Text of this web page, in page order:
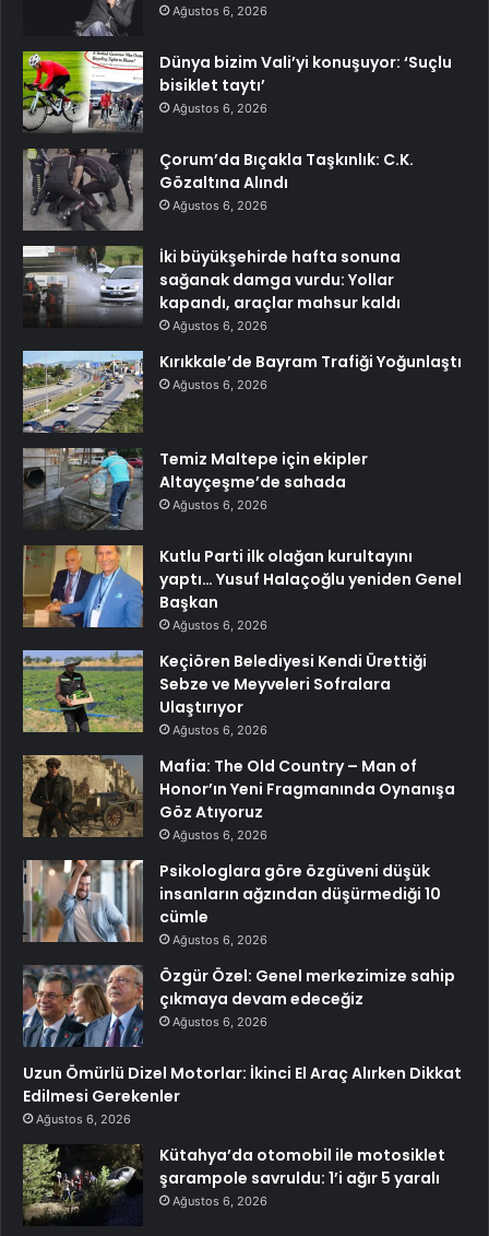
Ağustos 6, 2026
Dünya bizim Vali’yi konuşuyor: ‘Suçlu
bisiklet taytı’
Ağustos 6, 2026
Çorum’da Bıçakla Taşkınlık: C.K.
Gözaltına Alındı
Ağustos 6, 2026
İki büyükşehirde hafta sonuna
sağanak damga vurdu: Yollar
kapandı, araçlar mahsur kaldı
Ağustos 6, 2026
Kırıkkale’de Bayram Trafiği Yoğunlaştı
Ağustos 6, 2026
Temiz Maltepe için ekipler
Altayçeşme’de sahada
Ağustos 6, 2026
Kutlu Parti ilk olağan kurultayını
yaptı… Yusuf Halaçoğlu yeniden Genel
Başkan
Ağustos 6, 2026
Keçiören Belediyesi Kendi Ürettiği
Sebze ve Meyveleri Sofralara
Ulaştırıyor
Ağustos 6, 2026
Mafia: The Old Country – Man of
Honor’ın Yeni Fragmanında Oynanışa
Göz Atıyoruz
Ağustos 6, 2026
Psikologlara göre özgüveni düşük
insanların ağzından düşürmediği 10
cümle
Ağustos 6, 2026
Özgür Özel: Genel merkezimize sahip
çıkmaya devam edeceğiz
Ağustos 6, 2026
Uzun Ömürlü Dizel Motorlar: İkinci El Araç Alırken Dikkat
Edilmesi Gerekenler
Ağustos 6, 2026
Kütahya’da otomobil ile motosiklet
şarampole savruldu: 1’i ağır 5 yaralı
Ağustos 6, 2026